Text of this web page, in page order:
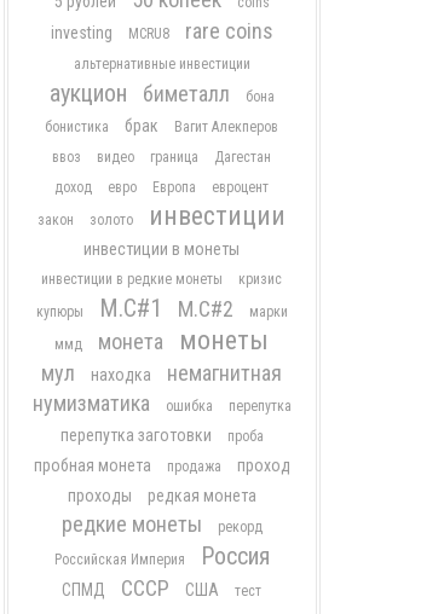
investing MCRU8 rare coins
альтернативные инвестиции
аукцион биметалл
бона
бонистика
брак
Вагит Алекперов
ввоз
видео граница
Дагестан
доход
евро Европа
евроцент
закон
золото инвестиции
инвестиции в монеты
инвестиции в редкие монеты
кризис
купюры
М.С#1 М.С#2
марки
ммд
монета монеты
мул находка
немагнитная
нумизматика
ошибка перепутка
перепутка заготовки проба
пробная монета продажа
проход
проходы
редкая монета
редкие монеты
рекорд
Российская Империя
Россия
СПМД СССР США
тест